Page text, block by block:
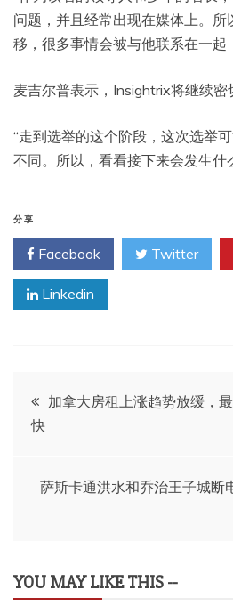
问题，并且经常出现在媒体上。所
移，很多事情会被与他联系在一起
麦吉尔普表示，Insightrix将继续密
“走到选举的这个阶段，这次选举
不同。所以，看看接下来会发生什
分享
Facebook Twitter
Linkedin
文
章
导
加拿大房租上涨趋势放缓，
快
萨斯卡通洪水和乔治王子城断
YOU MAY LIKE THIS --